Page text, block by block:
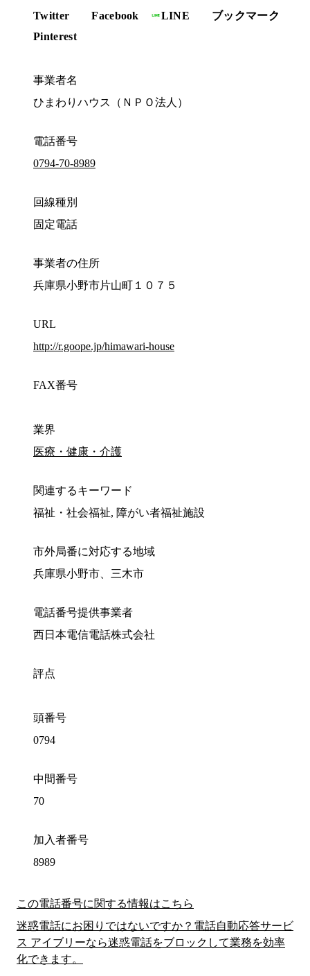
Twitter Facebook LINE
ブックマーク
Pinterest
事業者名
ひまわりハウス（ＮＰＯ法人）
電話番号
0794-70-8989
回線種別
固定電話
事業者の住所
兵庫県小野市片山町１０７５
URL
http://r.goope.jp/himawari-house
FAX番号
業界
医療・健康・介護
関連するキーワード
福祉・社会福祉, 障がい者福祉施設
市外局番に対応する地域
兵庫県小野市、三木市
電話番号提供事業者
西日本電信電話株式会社
評点
頭番号
0794
中間番号
70
加入者番号
8989
この電話番号に関する情報はこちら
迷惑電話にお困りではないですか？電話自動応答サービ
ス アイブリーなら迷惑電話をブロックして業務を効率
化できます。